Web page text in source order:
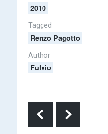
2010
Tagged
Renzo Pagotto
Author
Fulvio